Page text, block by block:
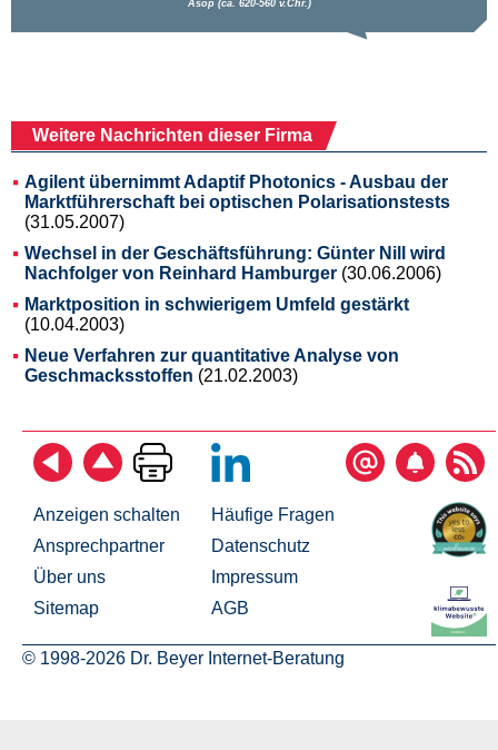
Weitere Nachrichten dieser Firma
Agilent übernimmt Adaptif Photonics - Ausbau der
Marktführerschaft bei optischen Polarisationstests
(31.05.2007)
Wechsel in der Geschäftsführung: Günter Nill wird
Nachfolger von Reinhard Hamburger (30.06.2006)
Marktposition in schwierigem Umfeld gestärkt
(10.04.2003)
Neue Verfahren zur quantitative Analyse von
Geschmacksstoffen (21.02.2003)
Anzeigen schalten
Ansprechpartner
Über uns
Sitemap
Häufige Fragen
Datenschutz
Impressum
AGB
© 1998-2026 Dr. Beyer Internet-Beratung